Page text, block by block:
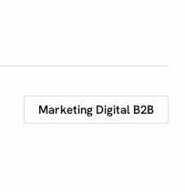
Marketing Digital B2B